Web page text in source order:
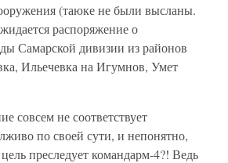
(таюке не были высланы.
распоряжение о
Самарской дивизии из районов
Ильечевка на Игумнов, Умет
совсем не соответствует
по своей сути, и непонятно,
преследует командарм-4?! Ведь